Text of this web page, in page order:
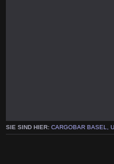
SIE SIND HIER: CARGOBAR BASEL,